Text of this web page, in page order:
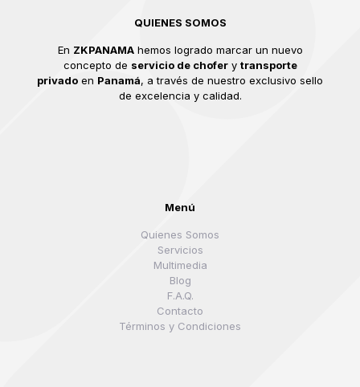
QUIENES SOMOS
En ZKPANAMAhemos logrado marcar un nuevo
concepto de servicio de chofery transporte
privado en Panamá, a través de nuestro exclusivo sello
de excelencia y calidad.
Menú
Quienes Somos
Servicios
Multimedia
Blog
F.A.Q.
Contacto
Términos y Condiciones